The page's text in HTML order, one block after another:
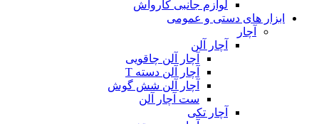
لوازم جانبی کارواش
ابزار های دستی و عمومی
آچار
آچار آلن
آچار آلن چاقویی
آچار آلن دسته T
آچار آلن شش گوش
ست آچار آلن
آچار تکی